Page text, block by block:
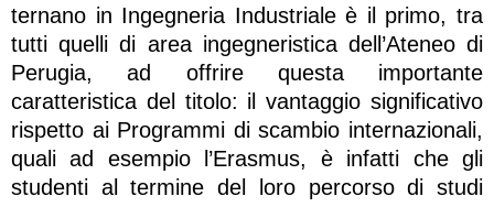
ternano in Ingegneria Industriale è il primo, tra
tutti quelli di area ingegneristica dell’Ateneo di
Perugia, ad offrire questa importante
caratteristica del titolo: il vantaggio significativo
rispetto ai Programmi di scambio internazionali,
quali ad esempio l’Erasmus, è infatti che gli
studenti al termine del loro percorso di studi